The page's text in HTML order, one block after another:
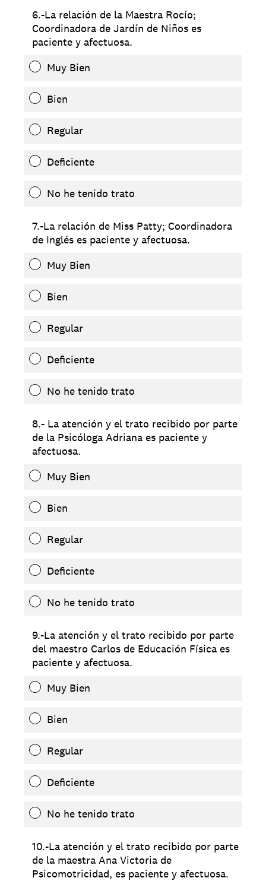
6.-La relación de la Maestra Rocío;
Coordinadora de Jardín de Niños es
paciente y afectuosa.
Muy Bien
Bien
Regular
Deficiente
No he tenido trato
7.-La relación de Miss Patty; Coordinadora
de Inglés es paciente y afectuosa.
Muy Bien
Bien
Regular
Deficiente
No he tenido trato
8.- La atención y el trato recibido por parte
de la Psicóloga Adriana es paciente y
afectuosa.
Muy Bien
Bien
Regular
Deficiente
No he tenido trato
9.-La atención y el trato recibido por parte
del maestro Carlos de Educación Física es
paciente y afectuosa.
Muy Bien
Bien
Regular
Deficiente
No he tenido trato
10.-La atención y el trato recibido por parte
de la maestra Ana Victoria de
Psicomotricidad, es paciente y afectuosa.